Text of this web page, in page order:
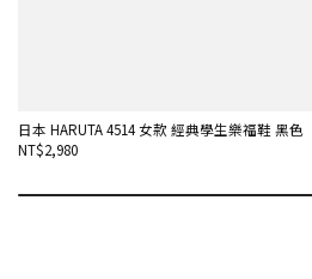
日本 HARUTA 4514 女款 經典學生樂福鞋 黑色
NT$2,980